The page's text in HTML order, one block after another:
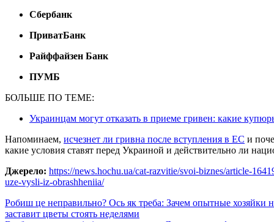
Сбербанк
ПриватБанк
Райффайзен Банк
ПУМБ
БОЛЬШЕ ПО ТЕМЕ:
Украинцам могут отказать в приеме гривен: какие
Напоминаем, исчезнет ли гривна после вступления в ЕС и
какие условия ставят перед Украиной и действительно ли
Джерело: https://news.hochu.ua/cat-razvitie/svoi-biznes/article-
uze-vysli-iz-obrashheniia/
Навигация
Робиш це неправильно? Ось як треба: Зачем опытные хозяйки
заставит цветы стоять неделями